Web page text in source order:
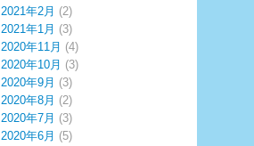
2021年2月 (2)
2021年1月 (3)
2020年11月 (4)
2020年10月 (3)
2020年9月 (3)
2020年8月 (2)
2020年7月 (3)
2020年6月 (5)